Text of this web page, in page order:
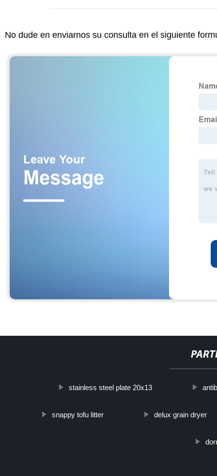
No dude en enviarnos su consulta en el siguiente
stainless steel plate 20x13
snappy tofu litter delux grain dryer